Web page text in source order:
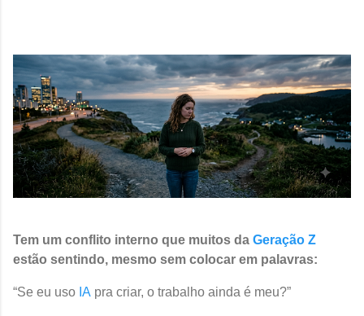
Tem um conflito interno que muitos da Geração Z
estão sentindo, mesmo sem colocar em palavras:
“Se eu uso IA pra criar, o trabalho ainda é meu?”